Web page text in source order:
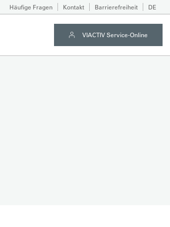
Häufige Fragen Kontakt Barrierefreiheit DE
VIACTIV Service-Online